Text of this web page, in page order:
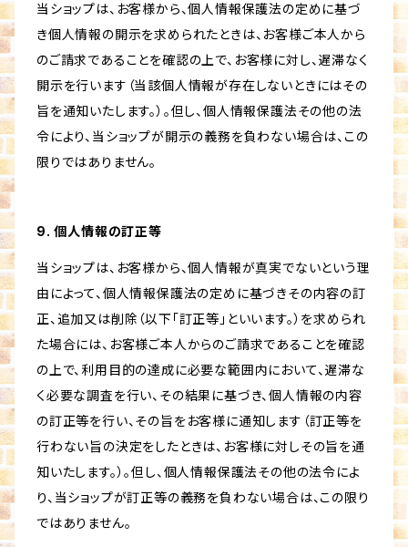
当ショップは、お客様から、個人情報保護法の定めに基づ
き個人情報の開示を求められたときは、お客様ご本人から
のご請求であることを確認の上で、お客様に対し、遅滞なく
開示を行います（当該個人情報が存在しないときにはその
旨を通知いたします。）。但し、個人情報保護法その他の法
令により、当ショップが開示の義務を負わない場合は、この
限りではありません。
9. 個人情報の訂正等
当ショップは、お客様から、個人情報が真実でないという理
由によって、個人情報保護法の定めに基づきその内容の訂
正、追加又は削除（以下「訂正等」といいます。）を求められ
た場合には、お客様ご本人からのご請求であることを確認
の上で、利用目的の達成に必要な範囲内において、遅滞な
く必要な調査を行い、その結果に基づき、個人情報の内容
の訂正等を行い、その旨をお客様に通知します（訂正等を
行わない旨の決定をしたときは、お客様に対しその旨を通
知いたします。）。但し、個人情報保護法その他の法令によ
り、当ショップが訂正等の義務を負わない場合は、この限り
ではありません。